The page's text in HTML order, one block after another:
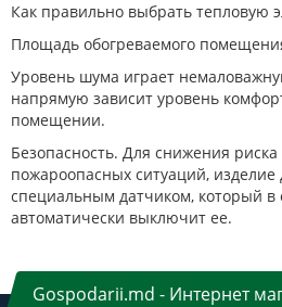
Как правильно выбрать тепловую
Площадь обогреваемого
Уровень шума играет
напрямую зависит уровень
помещении.
Безопасность. Для снижения
пожароопасных ситуаций,
специальным датчиком, который в
автоматически выключит ее.
Gospodarii.md - Интернет